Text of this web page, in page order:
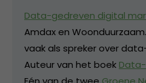
Data-gedreven digital
Amdax en
vaak als spreker over
Auteur van het boek